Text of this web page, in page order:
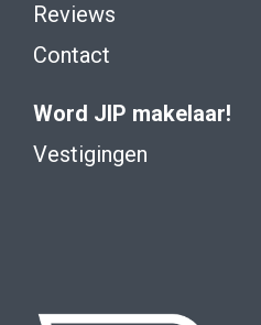
Reviews
Contact
Word JIP makelaar!
Vestigingen